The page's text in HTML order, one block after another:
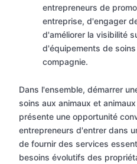
entrepreneurs de
entreprise, d'engager
d'améliorer la visibilité
d'équipements de
compagnie.
Dans l'ensemble, démarrer
soins aux animaux et
présente une opportunité
entrepreneurs d'entrer dans
de fournir des services
besoins évolutifs des